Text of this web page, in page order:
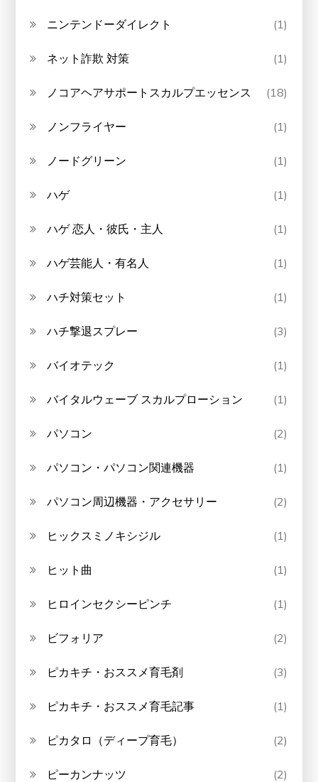
ニンテンドーダイレクト (1)
ネット詐欺 対策 (1)
ノコアヘアサポートスカルプエッセンス (18)
ノンフライヤー (1)
ノードグリーン (1)
ハゲ (1)
ハゲ 恋人・彼氏・主人 (1)
ハゲ芸能人・有名人 (1)
ハチ対策セット (1)
ハチ撃退スプレー (3)
バイオテック (1)
バイタルウェーブ スカルプローション (1)
パソコン (2)
パソコン・パソコン関連機器 (1)
パソコン周辺機器・アクセサリー (2)
ヒックスミノキシジル (1)
ヒット曲 (1)
ヒロインセクシーピンチ (1)
ビフォリア (2)
ピカキチ・おススメ育毛剤 (3)
ピカキチ・おススメ育毛記事 (1)
ピカタロ（ディープ育毛） (2)
ピーカンナッツ (2)